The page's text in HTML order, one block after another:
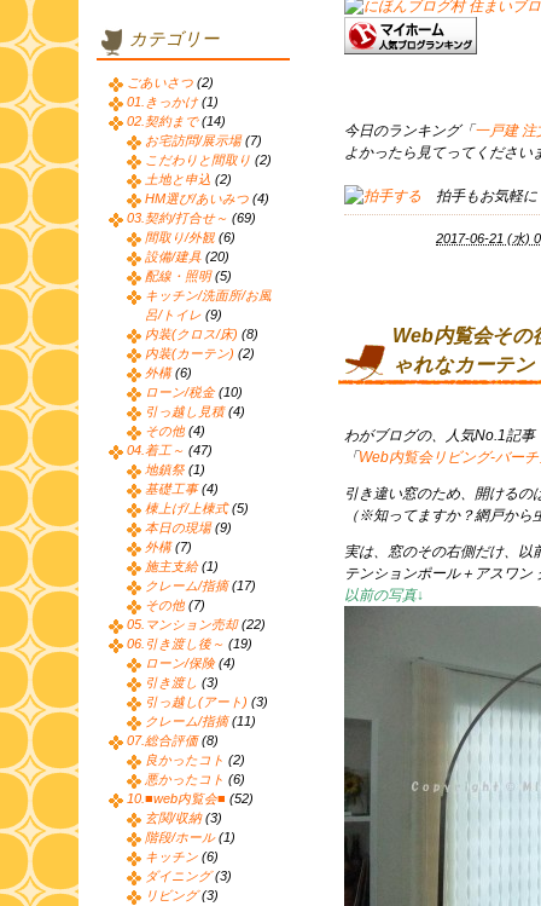
今日のランキング「 一戸建
よかったら見てってください
拍手もお気軽に
2017-06-21 (水)
Web内覧会そ
ゃれなカーテン
わがブログの、人気No.1記事
「 Web内覧会リビング-バー
引き違い窓のため、開けるの
（※知ってますか？網戸から
実は、窓のその右側だけ、以
テンションポール＋アスワ
以前の写真↓
カテゴリー
ごあいさつ (2)
01.きっかけ (1)
02.契約まで(14)
お宅訪問/展示場(7)
こだわりと間取り (2)
土地と申込 (2)
HM選び/あいみつ (4)
03.契約/打合せ～ (69)
間取り/外観 (6)
設備/建具 (20)
配線・照明(5)
キッチン/洗面所/お風
呂/トイレ (9)
内装(クロス/床) (8)
内装(カーテン) (2)
外構(6)
ローン/税金(10)
引っ越し見積(4)
その他 (4)
04.着工～ (47)
地鎮祭 (1)
基礎工事(4)
棟上げ/上棟式(5)
本日の現場(9)
外構(7)
施主支給(1)
クレーム/指摘(17)
その他 (7)
05.マンション売却(22)
06.引き渡し後～ (19)
ローン/保険(4)
引き渡し (3)
引っ越し(アート) (3)
クレーム/指摘(11)
07.総合評価(8)
良かったコト (2)
悪かったコト (6)
10.■web内覧会■ (52)
玄関/収納(3)
階段/ホール(1)
キッチン (6)
ダイニング(3)
リビング(3)